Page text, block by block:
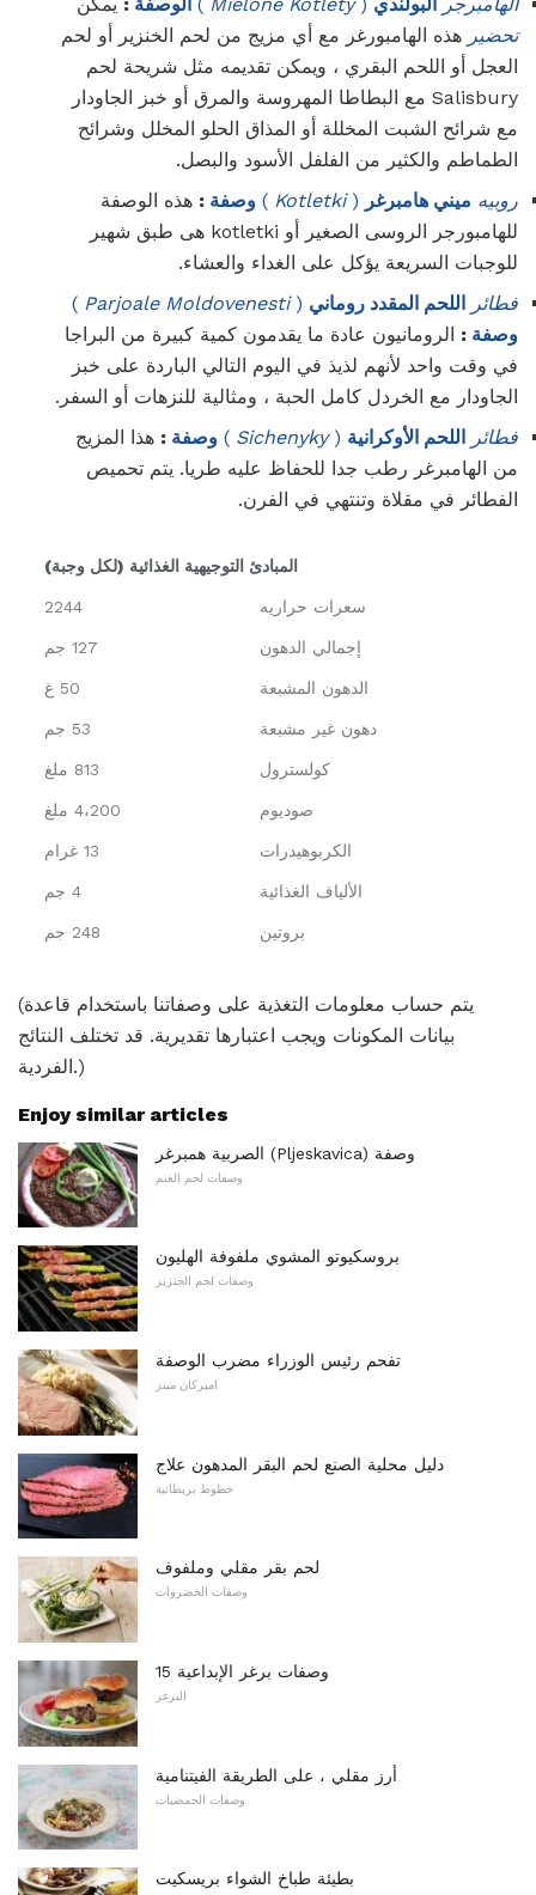
الهامبرجر البولندي (
MieloneKotlety
) الوصفة : يمكن
تحضير هذه الهامبورغر مع أي مزيج من لحم الخنزير أو لحم
العجل أو اللحم البقري ، ويمكن تقديمه مثل شريحة لحم
Salisbury مع البطاطا المهروسة والمرق أو خبز الجاودار
مع شرائح الشبت المخللة أو المذاق الحلو المخلل وشرائح
الطماطم والكثير من الفلفل الأسود والبصل.
روبيه ميني هامبرغر (
Kotletki
) وصفة : هذه الوصفة
للهامبورجر الروسى الصغير أو kotletki هى طبق شهير
للوجبات السريعة يؤكل على الغداء والعشاء.
فطائر
اللحم المقدد روماني (
Parjoale Moldovenesti
)
وصفة : الرومانيون عادة ما يقدمون كمية كبيرة من البراجا
في وقت واحد لأنهم لذيذ في اليوم التالي الباردة على خبز
الجاودار مع الخردل كامل الحبة ، ومثالية للنزهات أو السفر.
فطائر
اللحم الأوكرانية (
Sichenyky
) وصفة : هذا المزيج
من الهامبرغر رطب جدا للحفاظ عليه طريا. يتم تحميص
الفطائر في مقلاة وتنتهي في الفرن.
المبادئ التوجيهية الغذائية (لكل وجبة)
سعرات حراريه 2244
إجمالي الدهون 127 جم
الدهون المشبعة 50 غ
دهون غير مشبعة 53 جم
كولسترول 813 ملغ
صوديوم 4،200 ملغ
الكربوهيدرات 13 غرام
الألياف الغذائية 4 جم
بروتين 248 جم
(يتم حساب معلومات التغذية على وصفاتنا باستخدام قاعدة
بيانات المكونات ويجب اعتبارها تقديرية. قد تختلف النتائج
الفردية.)
Enjoy similar articles
الصربية همبرغر (Pljeskavica) وصفة
وصفات لحم الغنم
بروسكيوتو المشوي ملفوفة الهليون
وصفات لحم الخنزير
تفحم رئيس الوزراء مضرب الوصفة
اميركان مينز
دليل محلية الصنع لحم البقر المدهون علاج
خطوط بريطانية
لحم بقر مقلي وملفوف
وصفات الخضروات
15 وصفات برغر الإبداعية
البرغر
أرز مقلي ، على الطريقة الفيتنامية
وصفات الحمضيات
بطيئة طباخ الشواء بريسكيت